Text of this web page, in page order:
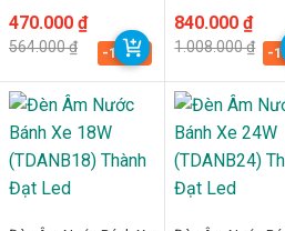
Led
564.000₫
Giá
gốc
là:
470.000 ₫
Giá
hiện
tại
470.000 ₫.
-16.7%
Led
1.008.000₫
Giá
gốc
là:
840.000₫
Giá
hiện
tại
840.000 ₫.
-